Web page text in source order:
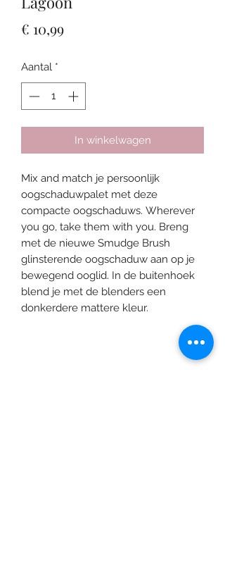
€ 10,99Prijs
Aantal *
In winkelwagen
Mix and match je persoonlijk
oogschaduwpalet met deze
compacte oogschaduws. Wherever
you go, take them with you. Breng
met de nieuwe Smudge Brush
glinsterende oogschaduw aan op je
bewegend ooglid. In de buitenhoek
blend je met de blenders een
donkerdere mattere kleur.